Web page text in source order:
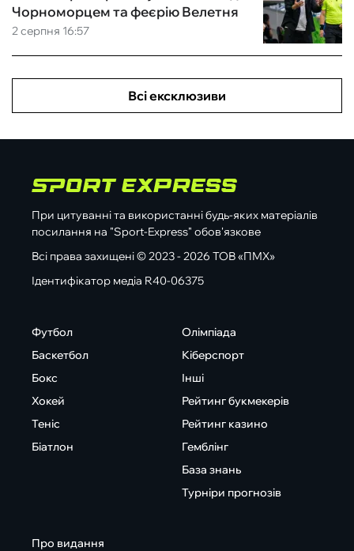
2 серпня 16:57
Чорноморцем та феєрію Велетня
Всі ексклюзиви
При цитуванні та використанні будь-яких матеріалів
посилання на "Sport-Express" обов'язкове
Всі права захищені © 2023 - 2026 ТОВ «ПМХ»
Ідентифікатор медіа R40-06375
Футбол
Баскетбол
Бокс
Хокей
Теніс
Біатлон
Олімпіада
Кіберспорт
Інші
Рейтинг букмекерів
Рейтинг казино
Гемблінг
База знань
Турніри прогнозів
Про видання